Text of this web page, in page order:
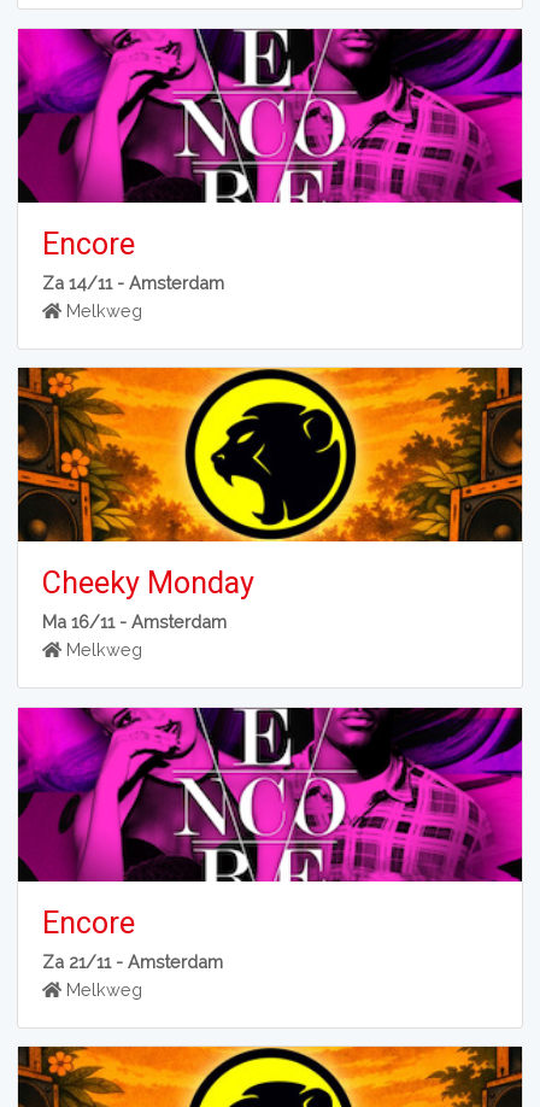
Encore
Za 14/11 -Amsterdam
Melkweg
Cheeky Monday
Ma 16/11 -Amsterdam
Melkweg
Encore
Za 21/11 -Amsterdam
Melkweg